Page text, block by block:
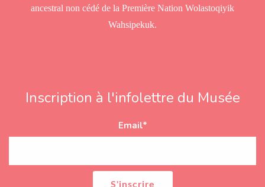
ancestral non cédé de la Première Nation Wolastoqiyik
Wahsipekuk.
Inscription à l'infolettre du Musée
Email*